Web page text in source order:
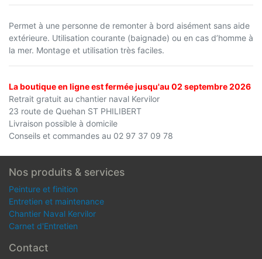
Permet à une personne de remonter à bord aisément sans aide
extérieure. Utilisation courante (baignade) ou en cas d’homme à
la mer. Montage et utilisation très faciles.
La boutique en ligne est fermée jusqu'au 02 septembre 2026
Retrait gratuit au chantier naval Kervilor
23 route de Quehan ST PHILIBERT
Livraison possible à domicile
Conseils et commandes au 02 97 37 09 78
Nos produits & services
Peinture et finition
Entretien et maintenance
Chantier Naval Kervilor
Carnet d'Entretien
Contact